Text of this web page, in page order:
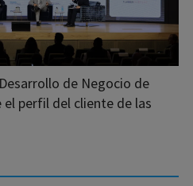
de Negocio de
perfil del cliente de las